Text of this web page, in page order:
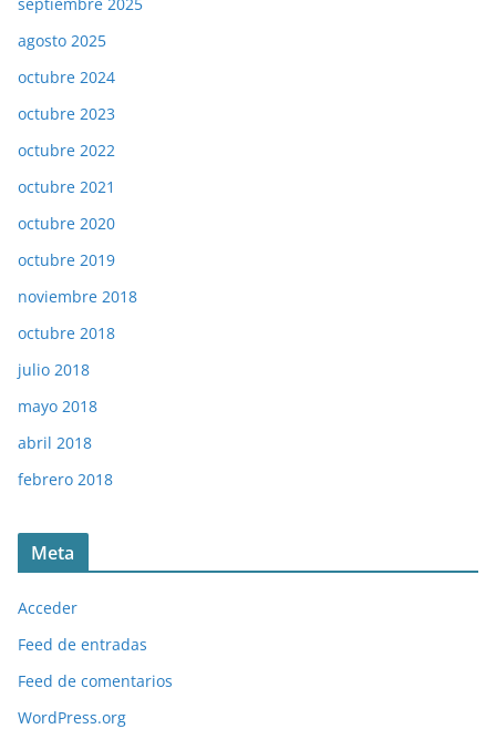
agosto 2025
octubre 2024
octubre 2023
octubre 2022
octubre 2021
octubre 2020
octubre 2019
noviembre 2018
octubre 2018
julio 2018
mayo 2018
abril 2018
febrero 2018
Meta
Acceder
Feed de entradas
Feed de comentarios
WordPress.org